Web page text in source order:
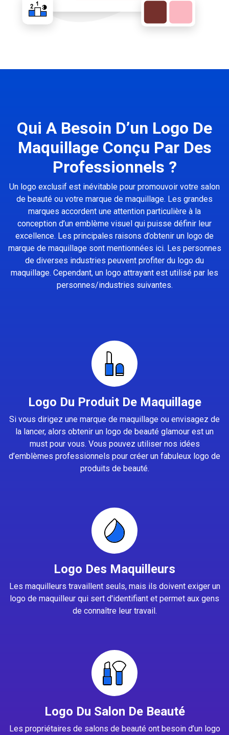
Qui A Besoin D’un Logo De
Maquillage Conçu Par Des
Professionnels ?
Un logo exclusif est inévitable pour promouvoir votre salon
de beauté ou votre marque de maquillage. Les grandes
marques accordent une attention particulière à la
conception d’un emblème visuel qui puisse définir leur
excellence. Les principales raisons d’obtenir un logo de
marque de maquillage sont mentionnées ici. Les personnes
de diverses industries peuvent profiter du logo du
maquillage. Cependant, un logo attrayant est utilisé par les
personnes/industries suivantes.
Logo Du Produit De Maquillage
Si vous dirigez une marque de maquillage ou envisagez de
la lancer, alors obtenir un logo de beauté glamour est un
must pour vous. Vous pouvez utiliser nos idées
d’emblèmes professionnels pour créer un fabuleux logo de
produits de beauté.
Logo Des Maquilleurs
Les maquilleurs travaillent seuls, mais ils doivent exiger un
logo de maquilleur qui sert d'identifiant et permet aux gens
de connaître leur travail.
Logo Du Salon De Beauté
Les propriétaires de salons de beauté ont besoin d’un logo